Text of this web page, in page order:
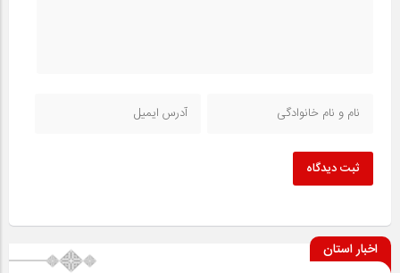
ثبت دیدگاه
اخبار استان